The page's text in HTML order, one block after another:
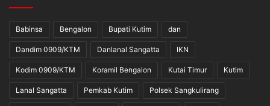
Babinsa Bengalon Bupati Kutim dan
Dandim 0909/KTM Danlanal Sangatta IKN
Kodim 0909/KTM Koramil Bengalon Kutai Timur Kutim
Lanal Sangatta Pemkab Kutim Polsek Sangkulirang